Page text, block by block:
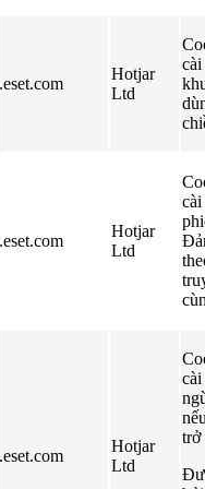
.eset.com
Hotjar
Ltd
.eset.com
Hotjar
Ltd
.eset.com
Hotjar
Ltd
trở